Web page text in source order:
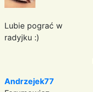
Lubie pograć w
radyjku :)
Andrzejek77